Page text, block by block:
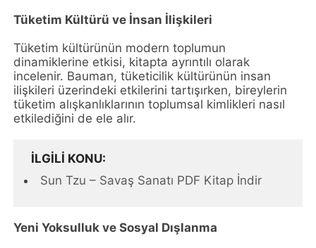
Tüketim Kültürü ve İnsan İlişkileri
Tüketim kültürünün modern toplumun
dinamiklerine etkisi, kitapta ayrıntılı olarak
incelenir. Bauman, tüketicilik kültürünün insan
ilişkileri üzerindeki etkilerini tartışırken, bireylerin
tüketim alışkanlıklarının toplumsal kimlikleri nasıl
etkilediğini de ele alır.
İLGILI KONU
Sun Tzu – Savaş Sanatı PDF Kitap İndir
Yeni Yoksulluk ve Sosyal Dışlanma